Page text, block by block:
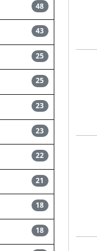
48
43
25
25
23
23
22
21
18
18